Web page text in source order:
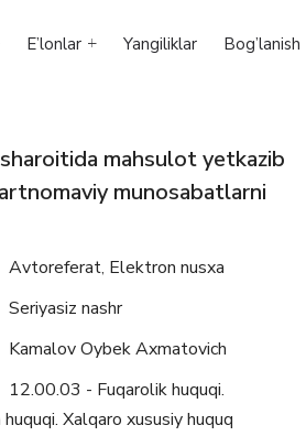
E’lonlar Yangiliklar Bog’lanish
mahsulot yetkazib
munosabatlarni
Avtoreferat, Elektron nusxa
Seriyasiz nashr
Kamalov Oybek Axmatovich
12.00.03 - Fuqarolik huquqi.
Xalqaro xususiy huquq